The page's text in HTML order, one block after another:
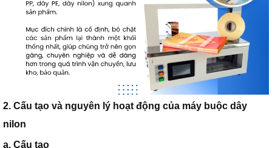
2. Cấu tạo và nguyên lý hoạt động của máy buộc dây
nilon
a. Cấu tạo